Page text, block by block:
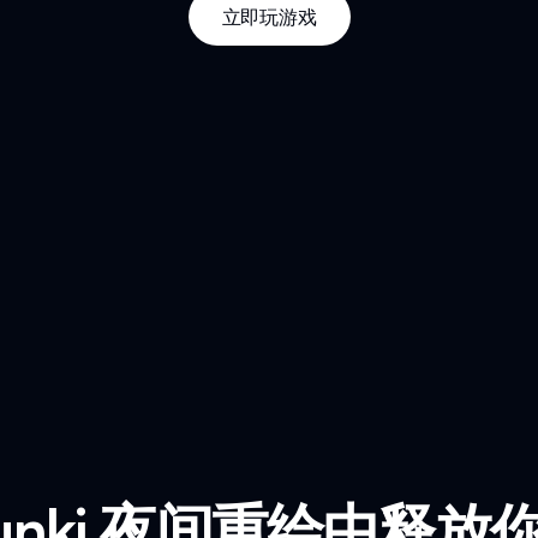
立即玩游戏